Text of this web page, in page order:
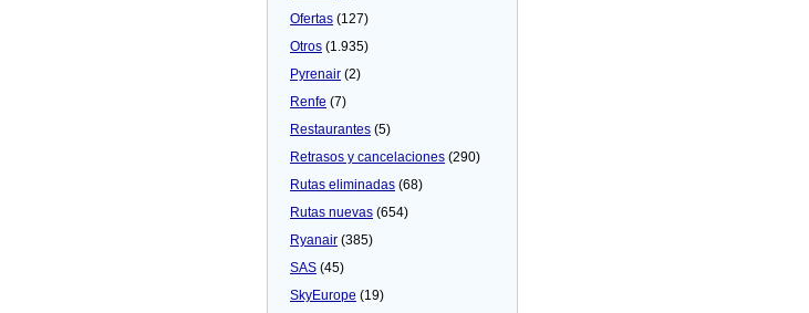
Ofertas (127)
Otros (1.935)
Pyrenair (2)
Renfe (7)
Restaurantes (5)
Retrasos y cancelaciones (290)
Rutas eliminadas (68)
Rutas nuevas (654)
Ryanair (385)
SAS (45)
SkyEurope (19)